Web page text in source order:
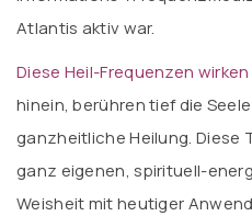
Atlantis aktiv war.
Diese Heil-Frequenzen wirken
hinein, berühren tief die
ganzheitliche Heilung. Diese
ganz eigenen, spirituell-
Weisheit mit heutiger